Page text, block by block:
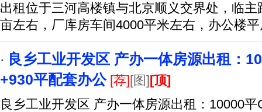
出租位于三河高楼镇与北京顺义交界处，临
亩左右，厂库房车间4000平米左右，办公楼
· 良乡工业开发区 产办一体房源出租：
+930平配套办公 [荐][图][顶]
良乡工业开发区 产办一体房源出租：10000